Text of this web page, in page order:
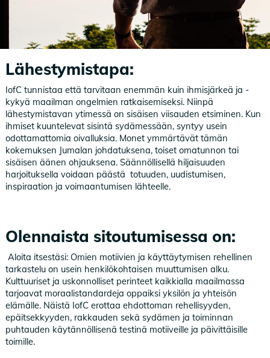
Lähestymistapa:
IofC tunnistaa että tarvitaan enemmän kuin ihmisjärkeä ja -
kykyä maailman ongelmien ratkaisemiseksi. Niinpä
lähestymistavan ytimessä on sisäisen viisauden etsiminen. Kun
ihmiset kuuntelevat sisintä sydämessään, syntyy usein
odottamattomia oivalluksia. Monet ymmärtävät tämän
kokemuksen Jumalan johdatuksena, toiset omatunnon tai
sisäisen äänen ohjauksena. Säännöllisellä hiljaisuuden
harjoituksella voidaan päästä totuuden, uudistumisen,
inspiraation ja voimaantumisen lähteelle.
Olennaista sitoutumisessa on:
Aloita itsestäsi: Omien motiivien ja käyttäytymisen rehellinen
tarkastelu on usein henkilökohtaisen muuttumisen alku.
Kulttuuriset ja uskonnolliset perinteet kaikkialla maailmassa
tarjoavat moraalistandardeja oppaiksi yksilön ja yhteisön
elämälle. Näistä IofC erottaa ehdottoman rehellisyyden,
epäitsekkyyden, rakkauden sekä sydämen ja toiminnan
puhtauden käytännöllisenä testinä motiiveille ja päivittäisille
toimille.